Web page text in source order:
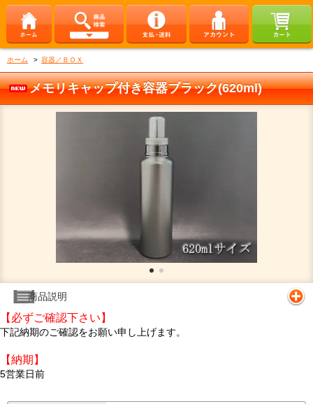
ホーム > 容器／ＢＯＸ
メモリキャップ付き容器ブラック(620ml)
商品説明
【必ずご確認下さい】
下記納期のご確認をお願い申し上げます。
【納期】
5営業日前